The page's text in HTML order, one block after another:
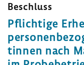
Beschluss
Pflich­tige
tinnen nach